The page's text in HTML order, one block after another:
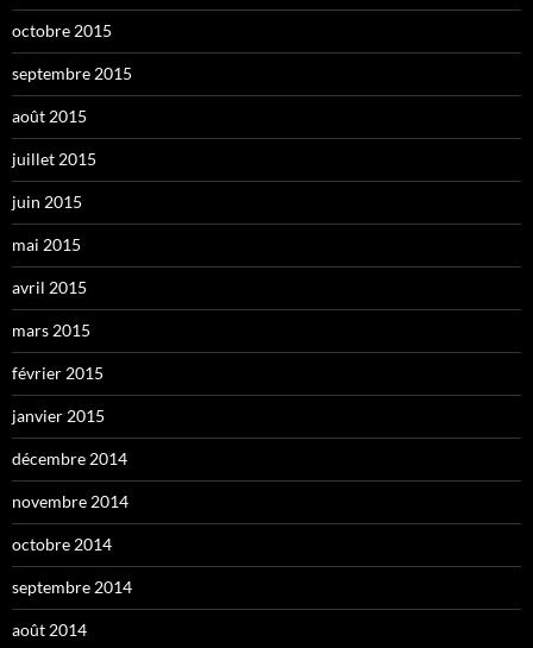
octobre 2015
septembre 2015
août 2015
juillet 2015
juin 2015
mai 2015
avril 2015
mars 2015
février 2015
janvier 2015
décembre 2014
novembre 2014
octobre 2014
septembre 2014
août 2014